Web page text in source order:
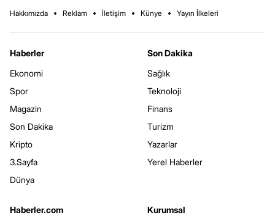
Hakkımızda Reklam İletişim Künye Yayın İlkeleri
Haberler
Ekonomi
Spor
Magazin
Son Dakika
Kripto
3.Sayfa
Dünya
Son Dakika
Sağlık
Teknoloji
Finans
Turizm
Yazarlar
Yerel Haberler
Haberler.com
Kurumsal